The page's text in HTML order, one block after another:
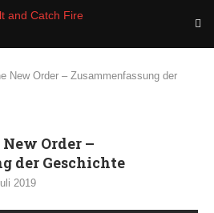
New Order – Zusammenfassung der
Order –
der Geschichte
2019